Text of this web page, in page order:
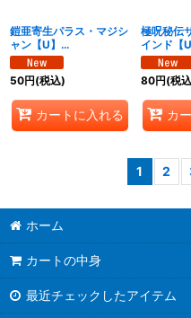
鎧亜寄生パラス・マジシ
ャン【U】
{26RP238/77}《闇》
50円(税込)
カートに入れる
極呪秘伝
インド【U
80円(税
カ
1 2
ホーム
カートの中身
最近チェックしたアイテム